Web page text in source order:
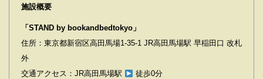
施設概要
「STAND by bookandbedtokyo」
住所：東京都新宿区高田馬場1-35-1 JR高田馬場駅 早稲田口 改札
外
交通アクセス：JR高田馬場駅
徒歩0分